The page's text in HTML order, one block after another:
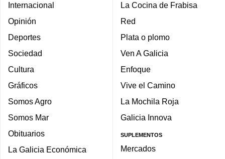
Internacional
Opinión
Deportes
Sociedad
Cultura
Gráficos
Somos Agro
Somos Mar
Obituarios
La Galicia Económica
La Cocina de Frabisa
Red
Plata o plomo
Ven A Galicia
Enfoque
Vive el Camino
La Mochila Roja
Galicia Innova
SUPLEMENTOS
Mercados